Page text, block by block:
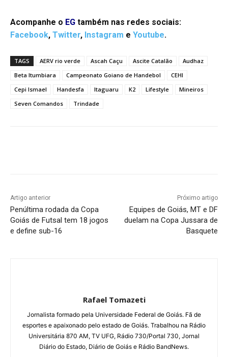
Acompanhe o EG também nas redes sociais:
Facebook, Twitter, Instagram e Youtube.
TAGS AERV rio verde Ascah Caçu Ascite Catalão
Audhaz
Beta Itumbiara
Campeonato Goiano de Handebol
CEHI
Cepi Ismael
Handesfa Itaguaru K2 Lifestyle
Mineiros
Seven Comandos
Trindade
Artigo anterior
Penúltima rodada da Copa
Goiás de Futsal tem 18 jogos
e define sub-16
Próximo artigo
Equipes de Goiás, MT e DF
duelam na Copa Jussara de
Basquete
Rafael Tomazeti
Jornalista formado pela Universidade Federal de Goiás. Fã de
esportes e apaixonado pelo estado de Goiás. Trabalhou na Rádio
Universitária 870 AM, TV UFG, Rádio 730/Portal 730, Jornal
Diário do Estado, Diário de Goiás e Rádio BandNews.